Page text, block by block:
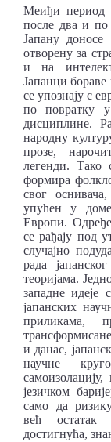
Меиђи период
после два и по
Јапану доносе
отворену за
и на
Јапанци бораве
се упознају с
по повратку
дисциплине.
народну
прозе,
легенди. Тако
формира
свог
упућен у
Европи.
се рађају под
случајно
рада
теоријама.
западне идеје
јапанских
приликама,
и данас,
научне
самоизолацију,
језичком
само да
већ остатак
достигнућа,